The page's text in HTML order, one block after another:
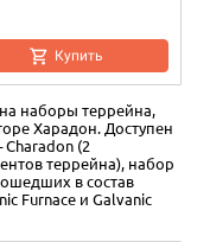
Купить
наборы террейна,
Харадон. Доступен
(2
террейна), набор
в состав
Furnace и Galvanic